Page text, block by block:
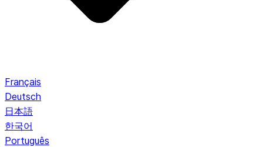
Français
Deutsch
日本語
한국어
Português